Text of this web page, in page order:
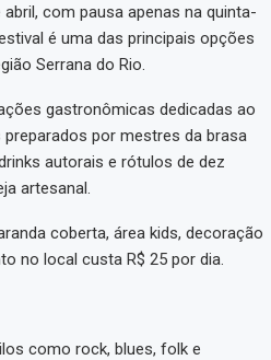
com pausa apenas na quinta-
é uma das principais opções
Serrana do Rio.
gastronômicas dedicadas ao
por mestres da brasa
autorais e rótulos de dez
artesanal.
coberta, área kids, decoração
no local custa R$ 25 por dia.
como rock, blues, folk e